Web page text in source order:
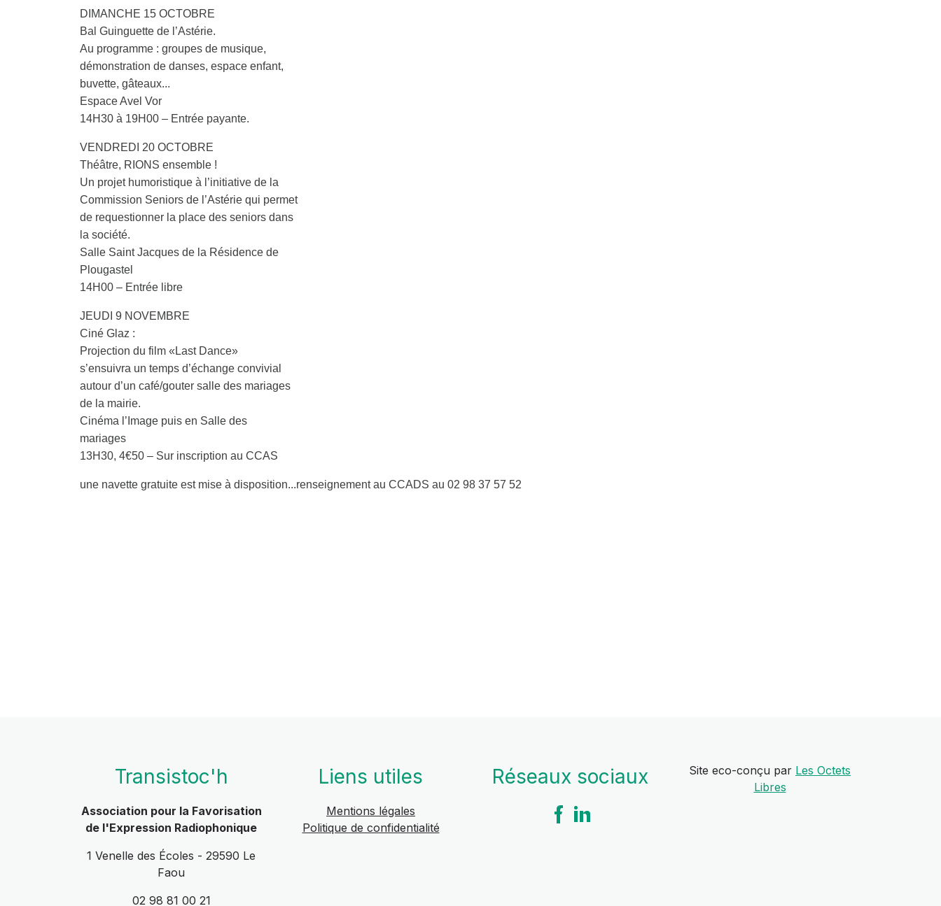
DIMANCHE 15 OCTOBRE
Bal Guinguette de l’Astérie.
Au programme : groupes de musique,
démonstration de danses, espace enfant,
buvette, gâteaux...
Espace Avel Vor
14H30 à 19H00 – Entrée payante.
VENDREDI 20 OCTOBRE
Théâtre, RIONS ensemble !
Un projet humoristique à l’initiative de la
Commission Seniors de l’Astérie qui permet
de requestionner la place des seniors dans
la société.
Salle Saint Jacques de la Résidence de
Plougastel
14H00 – Entrée libre
JEUDI 9 NOVEMBRE
Ciné Glaz :
Projection du film «Last Dance»
s’ensuivra un temps d’échange convivial
autour d’un café/gouter salle des mariages
de la mairie.
Cinéma l’Image puis en Salle des
mariages
13H30, 4€50 – Sur inscription au CCAS
une navette gratuite est mise à disposition...renseignement au CCADS au 02 98 37 57 52
Transistoc'h
Association pour la Favorisation
de l'Expression Radiophonique
1 Venelle des Écoles - 29590 Le
Faou
02 98 81 00 21
Liens utiles
Mentions légales
Politique de confidentialité
Réseaux sociaux Site eco-conçu par Les Octets
Libres